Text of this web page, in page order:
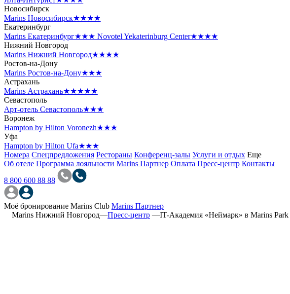
Новосибирск
Marins Новосибирск★★★★
Екатеринбург
Marins Екатеринбург★★★ Novotel Yekaterinburg Center★★★★
Нижний Новгород
Marins Нижний Новгород★★★★
Ростов-на-Дону
Marins Ростов-на-Дону★★★
Астрахань
Marins Астрахань★★★★★
Севастополь
Арт-отель Севастополь★★★
Воронеж
Hampton by Hilton Voronezh★★★
Уфа
Hampton by Hilton Ufa★★★
Номера Спецпредложения Рестораны Конференц-залы Услуги и отдых Еще
Об отеле Программа лояльности Marins Партнер Оплата Пресс-центр Контакты
8 800 600 88 88
Моё бронирование Marins Club Marins Партнер
Marins Нижний Новгород—Пресс-центр —IT-Академия «Неймарк» в Marins